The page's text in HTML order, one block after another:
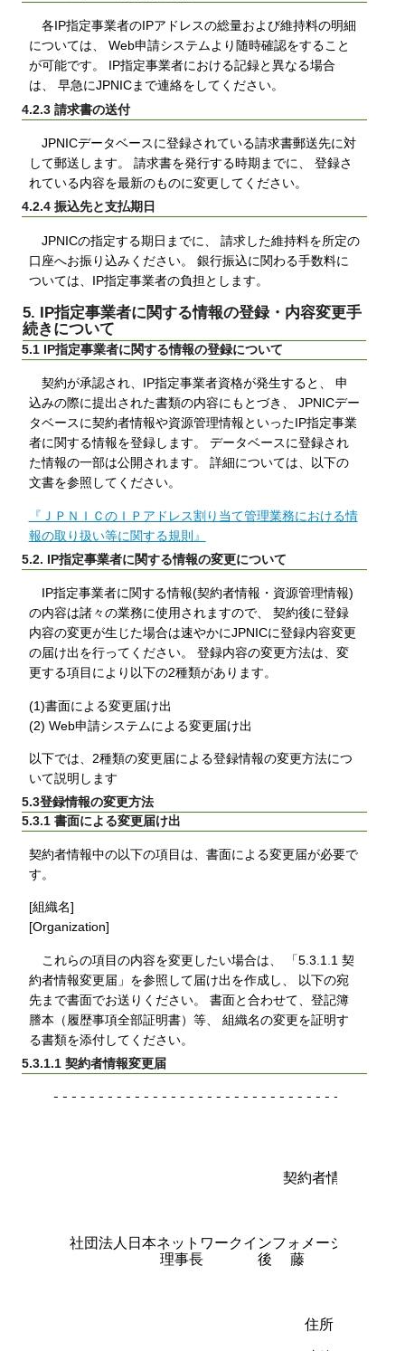
各IP指定事業者のIPアドレスの総量および維持料の明細
については、 Web申請システムより随時確認をすること
が可能です。 IP指定事業者における記録と異なる場合
は、 早急にJPNICまで連絡をしてください。
4.2.3 請求書の送付
JPNICデータベースに登録されている請求書郵送先に対
して郵送します。 請求書を発行する時期までに、 登録さ
れている内容を最新のものに変更してください。
4.2.4 振込先と支払期日
JPNICの指定する期日までに、 請求した維持料を所定の
口座へお振り込みください。 銀行振込に関わる手数料に
ついては、IP指定事業者の負担とします。
5. IP指定事業者に関する情報の登録・内容変更手
続きについて
5.1 IP指定事業者に関する情報の登録について
契約が承認され、IP指定事業者資格が発生すると、 申
込みの際に提出された書類の内容にもとづき、 JPNICデー
タベースに契約者情報や資源管理情報といったIP指定事業
者に関する情報を登録します。 データベースに登録され
た情報の一部は公開されます。 詳細については、以下の
文書を参照してください。
『ＪＰＮＩＣのＩＰアドレス割り当て管理業務における情
報の取り扱い等に関する規則』
5.2. IP指定事業者に関する情報の変更について
IP指定事業者に関する情報(契約者情報・資源管理情報)
の内容は諸々の業務に使用されますので、 契約後に登録
内容の変更が生じた場合は速やかにJPNICに登録内容変更
の届け出を行ってください。 登録内容の変更方法は、変
更する項目により以下の2種類があります。
(1)書面による変更届け出
(2) Web申請システムによる変更届け出
以下では、2種類の変更届による登録情報の変更方法につ
いて説明します
5.3登録情報の変更方法
5.3.1 書面による変更届け出
契約者情報中の以下の項目は、書面による変更届が必要で
す。
[組織名]
[Organization]
これらの項目の内容を変更したい場合は、 「5.3.1.1 契
約者情報変更届」を参照して届け出を作成し、 以下の宛
先まで書面でお送りください。 書面と合わせて、登記簿
謄本（履歴事項全部証明書）等、 組織名の変更を証明す
る書類を添付してください。
5.3.1.1 契約者情報変更届
                        　契約者情報変更届
社団法人日本ネットワークインフォメーションセ
理事長      後  藤     滋  樹
                            住所